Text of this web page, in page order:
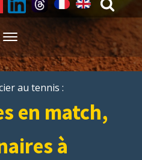
au tennis :
en match,
à